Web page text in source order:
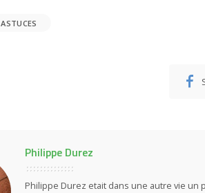
ASTUCES
Philippe Durez
Philippe Durez etait dans une autre vie un